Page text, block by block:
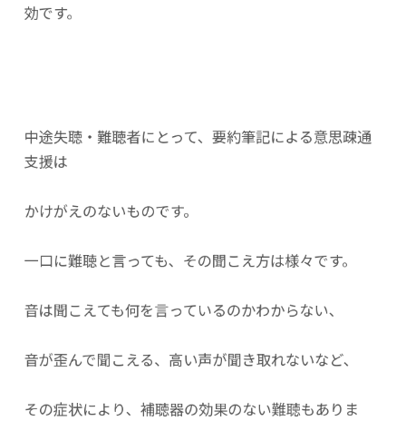
効です。
中途失聴・難聴者にとって、要約筆記による意思疎通
支援は
かけがえのないものです。
一口に難聴と言っても、その聞こえ方は様々です。
音は聞こえても何を言っているのかわからない、
音が歪んで聞こえる、高い声が聞き取れないなど、
その症状により、補聴器の効果のない難聴もありま